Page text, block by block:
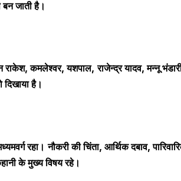
जाती है।
राकेश,कमलेश्वर,यशपाल, राजेन्द्र यादव, मन्नू
है।
रहा। नौकरी की चिंता, आर्थिक दबाव,
के मुख्य विषय रहे।